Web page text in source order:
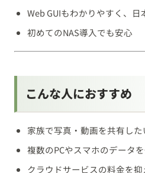
Web GUIもわかりやすく、日
初めてのNAS導入でも安心
こんな人におすすめ
家族で写真・動画を共有した
複数のPCやスマホのデータ
クラウドサービスの料金を抑